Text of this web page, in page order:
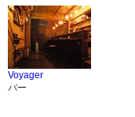
Voyager
バー